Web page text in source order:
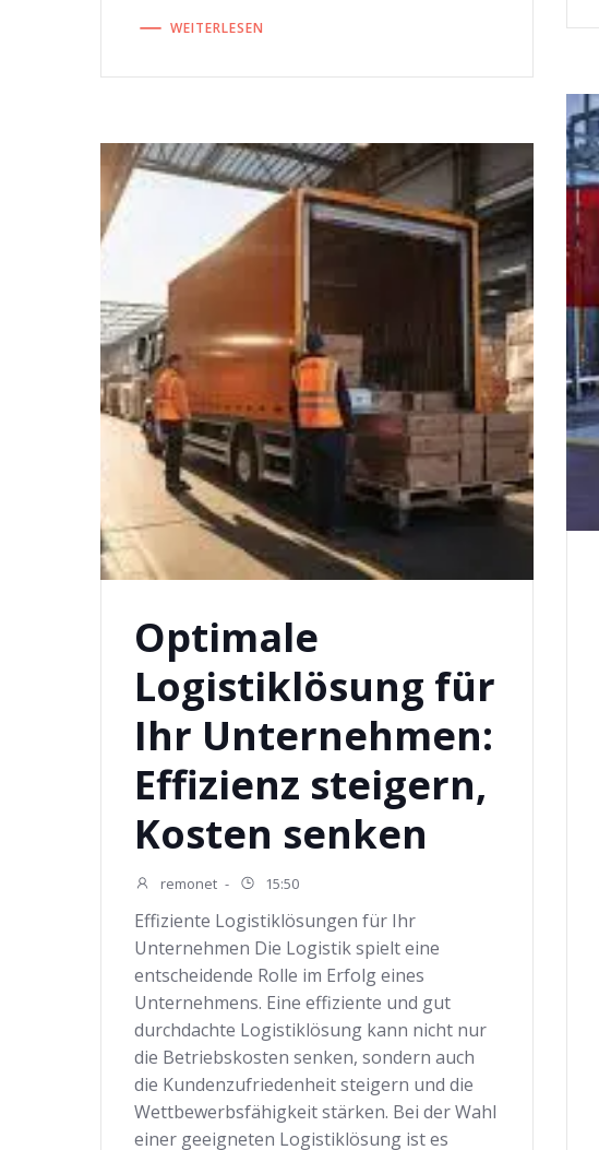
WEITERLESEN
Optimale
Logistiklösung für
Ihr Unternehmen:
Effizienz steigern,
Kosten senken
remonet - 15:50
Effiziente Logistiklösungen für Ihr
Unternehmen Die Logistik spielt eine
entscheidende Rolle im Erfolg eines
Unternehmens. Eine effiziente und gut
durchdachte Logistiklösung kann nicht nur
die Betriebskosten senken, sondern auch
die Kundenzufriedenheit steigern und die
Wettbewerbsfähigkeit stärken. Bei der Wahl
einer geeigneten Logistiklösung ist es